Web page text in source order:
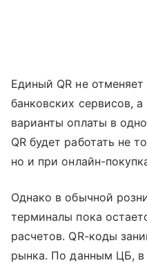
Единый QR не
банковских сервисов,
варианты оплаты в
QR будет работать не
но и при онлайн-
Однако в обычной
терминалы пока
расчетов. QR-коды
рынка. По данным ЦБ, в